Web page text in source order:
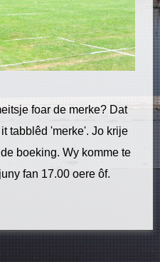
foar de merke? Dat
tabblêd 'merke'. Jo krije
boeking. Wy komme te
fan 17.00 oere ôf.